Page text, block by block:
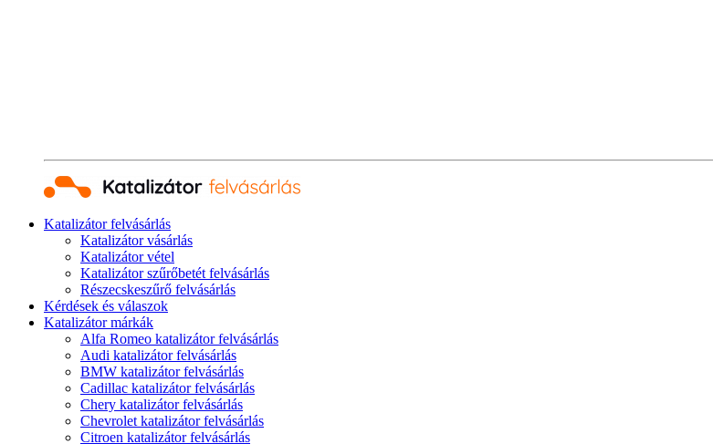
Katalizátor felvásárlás
Katalizátor vásárlás
Katalizátor vétel
Katalizátor szűrőbetét felvásárlás
Részecskeszűrő felvásárlás
Kérdések és válaszok
Katalizátor márkák
Alfa Romeo katalizátor felvásárlás
Audi katalizátor felvásárlás
BMW katalizátor felvásárlás
Cadillac katalizátor felvásárlás
Chery katalizátor felvásárlás
Chevrolet katalizátor felvásárlás
Citroen katalizátor felvásárlás